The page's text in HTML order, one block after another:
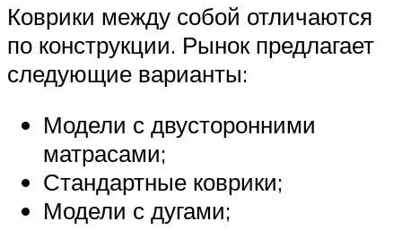
Коврики между собой отличаются
по конструкции. Рынок предлагает
следующие варианты:
Модели с двусторонними
матрасами;
Стандартные коврики;
Модели с дугами;